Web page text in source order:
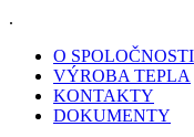
.
O SPOLOČNOSTI
VÝROBA TEPLA
KONTAKTY
DOKUMENTY